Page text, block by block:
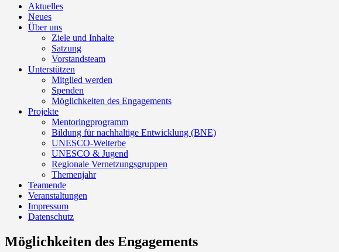
Aktuelles
Neues
Über uns
Ziele und Inhalte
Satzung
Vorstandsteam
Unterstützen
Mitglied werden
Spenden
Möglichkeiten des Engagements
Projekte
Mentoringprogramm
Bildung für nachhaltige Entwicklung (BNE)
UNESCO-Welterbe
UNESCO & Jugend
Regionale Vernetzungsgruppen
Themenjahr
Teamende
Veranstaltungen
Impressum
Datenschutz
Möglichkeiten des Engagements